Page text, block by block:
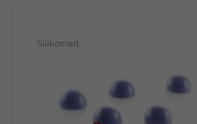
Silikomart